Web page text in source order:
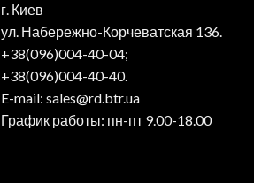
г. Киев
ул. Набережно-Корчеватская 136.
+38(096)004-40-04;
+38(096)004-40-40.
E-mail: sales@rd.btr.ua
График работы: пн-пт 9.00-18.00